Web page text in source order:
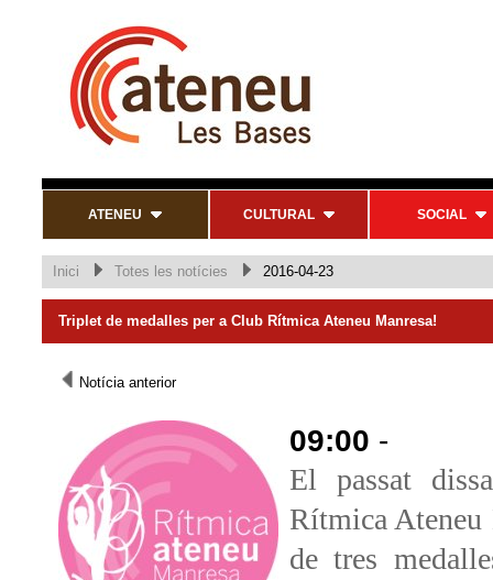
ATENEU CULTURAL SOCIAL
Inici Totes les notícies 2016-04-23
Triplet de medalles per a Club Rítmica Ateneu Manresa!
Notícia anterior
09:00 -
El passat
Rítmica Ateneu
de tres